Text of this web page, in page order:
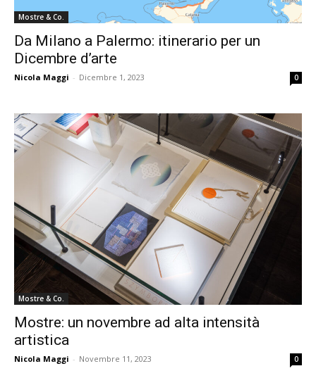
Mostre & Co.
Da Milano a Palermo: itinerario per un
Dicembre d’arte
Nicola Maggi - Dicembre 1, 2023 0
Mostre & Co.
Mostre: un novembre ad alta intensità
artistica
Nicola Maggi - Novembre 11, 2023 0